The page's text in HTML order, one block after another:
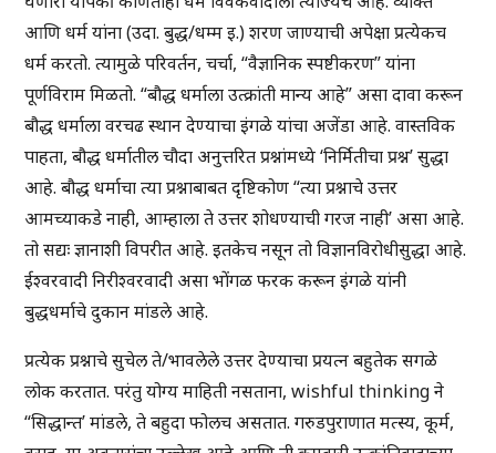
आणि धर्म यांना (उदा. बुद्ध/धम्म इ.) शरण जाण्याची अपेक्षा प्रत्येकच
धर्म करतो. त्यामुळे परिवर्तन, चर्चा, “वैज्ञानिक स्पष्टीकरण” यांना
पूर्णविराम मिळतो. “बौद्ध धर्माला उत्क्रांती मान्य आहे” असा दावा करून
बौद्ध धर्माला वरचढ स्थान देण्याचा इंगळे यांचा अजेंडा आहे. वास्तविक
पाहता, बौद्ध धर्मातील चौदा अनुत्तरित प्रश्नांमध्ये ‘निर्मितीचा प्रश्न’ सुद्धा
आहे. बौद्ध धर्माचा त्या प्रश्नाबाबत दृष्टिकोण “त्या प्रश्नाचे उत्तर
आमच्याकडे नाही, आम्हाला ते उत्तर शोधण्याची गरज नाही’ असा आहे.
तो सद्यः ज्ञानाशी विपरीत आहे. इतकेच नसून तो विज्ञानविरोधीसुद्धा आहे.
ईश्वरवादी निरीश्वरवादी असा भोंगळ फरक करून इंगळे यांनी
बुद्धधर्माचे दुकान मांडले आहे.
प्रत्येक प्रश्नाचे सुचेल ते/भावलेले उत्तर देण्याचा प्रयत्न बहुतेक सगळे
लोक करतात. परंतु योग्य माहिती नसताना, wishful thinking ने
“सिद्धान्त’ मांडले, ते बहुदा फोलच असतात. गरुडपुराणात मत्स्य, कूर्म,